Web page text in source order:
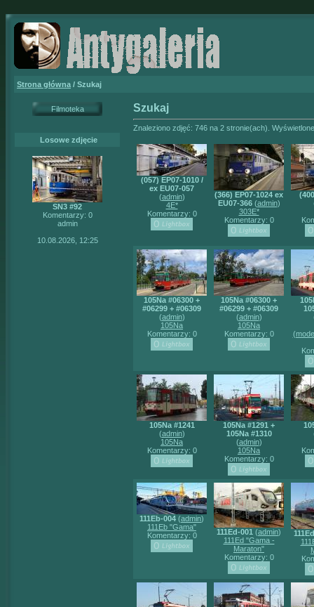
Strona główna / Szukaj
Filmoteka
Losowe zdjęcie
SN3 #92
Komentarzy: 0
admin
10.08.2026, 12:25
Szukaj
Znaleziono zdjęć: 746 na 2 stronie(ach).
(057) EP07-1010 /
ex EU07-057
(admin)
4E*
Komentarzy: 0
(366) EP07-1024 ex
EU07-366(admin)
303E*
Komentarzy: 0
105Na #06300 +
#06299 + #06309
(admin)
105Na
Komentarzy: 0
105Na #06300 +
#06299 + #06309
(admin)
105Na
Komentarzy: 0
105Na #1241
(admin)
105Na
Komentarzy: 0
105Na #1291 +
105Na #1310
(admin)
105Na
Komentarzy: 0
111Eb-004 (admin)
111Eb "Gama"
Komentarzy: 0
111Ed-001 (admin)
111Ed "Gama -
Maraton"
Komentarzy: 0